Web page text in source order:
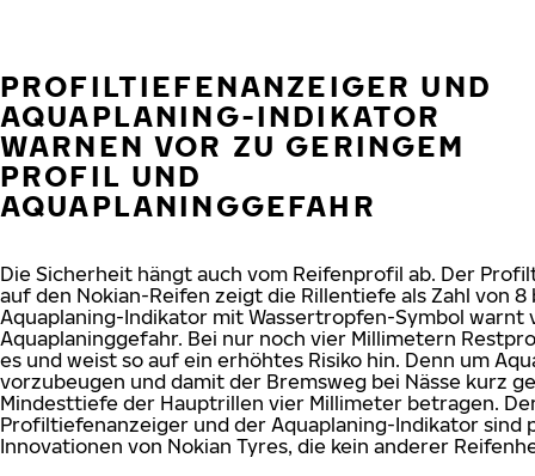
PROFILTIEFENANZEIGER UND
AQUAPLANING-INDIKATOR
WARNEN VOR ZU GERINGEM
PROFIL UND
AQUAPLANINGGEFAHR
Die Sicherheit hängt auch vom Reifenprofil ab. Der
auf den Nokian-Reifen zeigt die Rillentiefe als Zahl von 8
Aquaplaning-Indikator mit Wassertropfen-Symbol warnt
Aquaplaninggefahr. Bei nur noch vier Millimetern
es und weist so auf ein erhöhtes Risiko hin. Denn um
vorzubeugen und damit der Bremsweg bei Nässe kurz
Mindesttiefe der Hauptrillen vier Millimeter betragen.
Profiltiefenanzeiger und der Aquaplaning-Indikator sind
Innovationen von Nokian Tyres, die kein anderer